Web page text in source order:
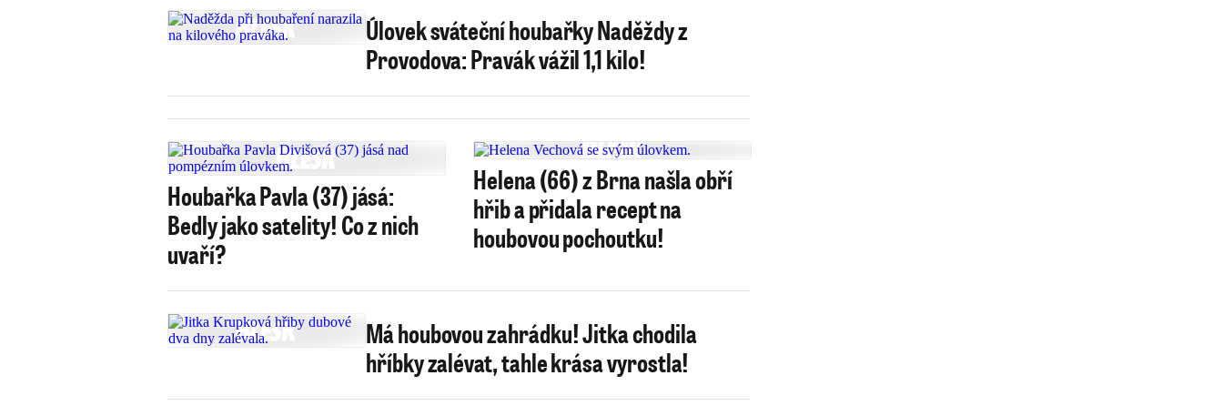
Úlovek sváteční houbařky Naděždy z
Provodova: Pravák vážil 1,1 kilo!
Houbařka Pavla (37) jásá:
Bedly jako satelity! Co z nich
uvaří?
Helena (66) z Brna našla obří
hřib a přidala recept na
houbovou pochoutku!
Má houbovou zahrádku! Jitka chodila
hříbky zalévat, tahle krása vyrostla!